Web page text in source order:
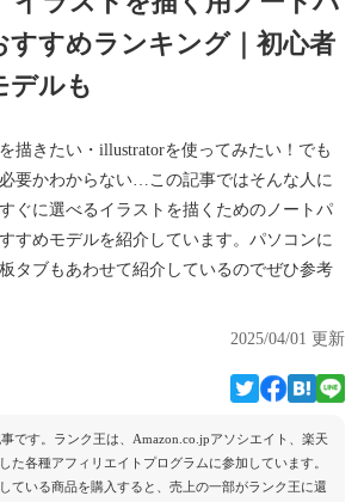
すすめランキング｜初心者
デルも
描きたい・illustratorを使ってみたい！でも
要かわからない…この記事ではそんな人に
ぐに選べるイラストを描くためのノートパ
すめモデルを紹介しています。パソコンに
タブもあわせて紹介しているのでぜひ参考
2025/04/01 更新
事です。ランク王は、Amazon.co.jpアソシエイト、楽天
た各種アフィリエイトプログラムに参加しています。
ている商品を購入すると、売上の一部がランク王に還